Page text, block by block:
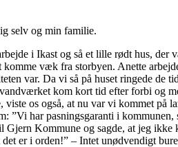
selv og min familie.
i Ikast og så et lille rødt hus,
væk fra storbyen. Anette
var. Da vi så på huset ringede
kom kort tid efter forbi og
os også, at nu var vi kommet
”Vi har pasningsgaranti i
Kommune og sagde, at jeg
er i orden!” – Intet unødvendigt